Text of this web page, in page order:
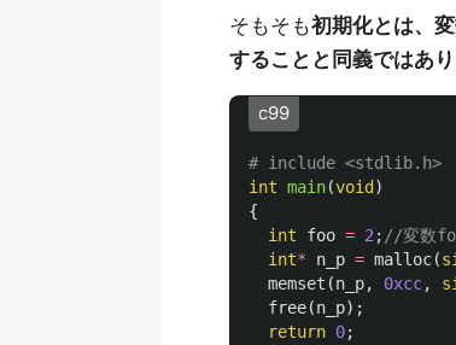
そもそも初期化とは、
することと同義ではあ
c99
int main(void )
{
int
foo = 2 ; //変数
int* n_p = malloc(
memset (n_p, 0xcc,
free(n_p);
return 0;